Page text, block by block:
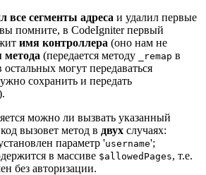
все сегменты адреса и удалил первые
помните, в CodeIgniter первый
имя контроллера (оно нам не
метода (передается методу _remap в
остальных могут передаваться
сохранить и передать
можно ли вызвать указанный
вызовет метод в двух случаях:
параметр 'username';
в массиве $allowedPages, т.е.
без авторизации.